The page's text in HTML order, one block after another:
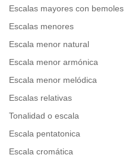
Escalas mayores con bemoles
Escalas menores
Escala menor natural
Escala menor armónica
Escala menor melódica
Escalas relativas
Tonalidad o escala
Escala pentatonica
Escala cromática